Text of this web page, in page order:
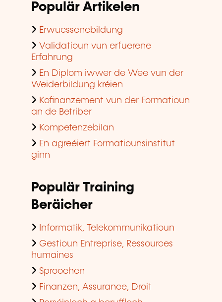
Populär Artikelen
Erwuessenebildung
Validatioun vun erfuerene
Erfahrung
En Diplom iwwer de Wee vun der
Weiderbildung kréien
Kofinanzement vun der Formatioun
an de Betriber
Kompetenzebilan
En agreéiert Formatiounsinstitut
ginn
Populär Training
Beräicher
Informatik, Telekommunikatioun
Gestioun Entreprise, Ressources
humaines
Sproochen
Finanzen, Assurance, Droit